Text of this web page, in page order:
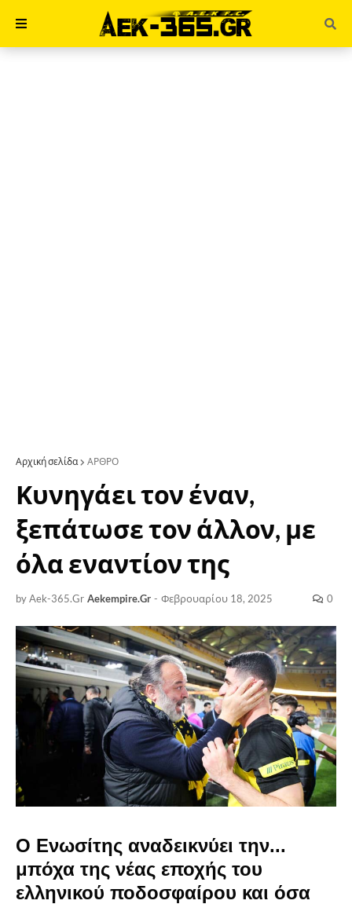
Αρχική σελίδα ΑΡΘΡΟ
Κυνηγάει τον έναν,
ξεπάτωσε τον άλλον, με
όλα εναντίον της
by Aek-365.Gr Aekempire.Gr - Φεβρουαρίου 18, 2025 0
Ο Ενωσίτης αναδεικνύει την...
μπόχα της νέας εποχής του
ελληνικού ποδοσφαίρου και όσα